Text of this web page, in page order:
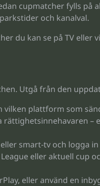
cupmatcher fylls
och kanalval.
du kan se på TV eller
Utgå från den
plattform som
–
smart-tv och logga
eller aktuell cup
eller använd en